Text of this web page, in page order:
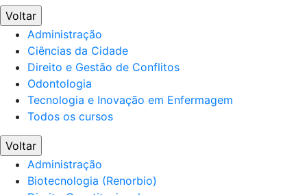
Voltar
Administração
Ciências da Cidade
Direito e Gestão de Conflitos
Odontologia
Tecnologia e Inovação em Enfermagem
Todos os cursos
Voltar
Administração
Biotecnologia (Renorbio)